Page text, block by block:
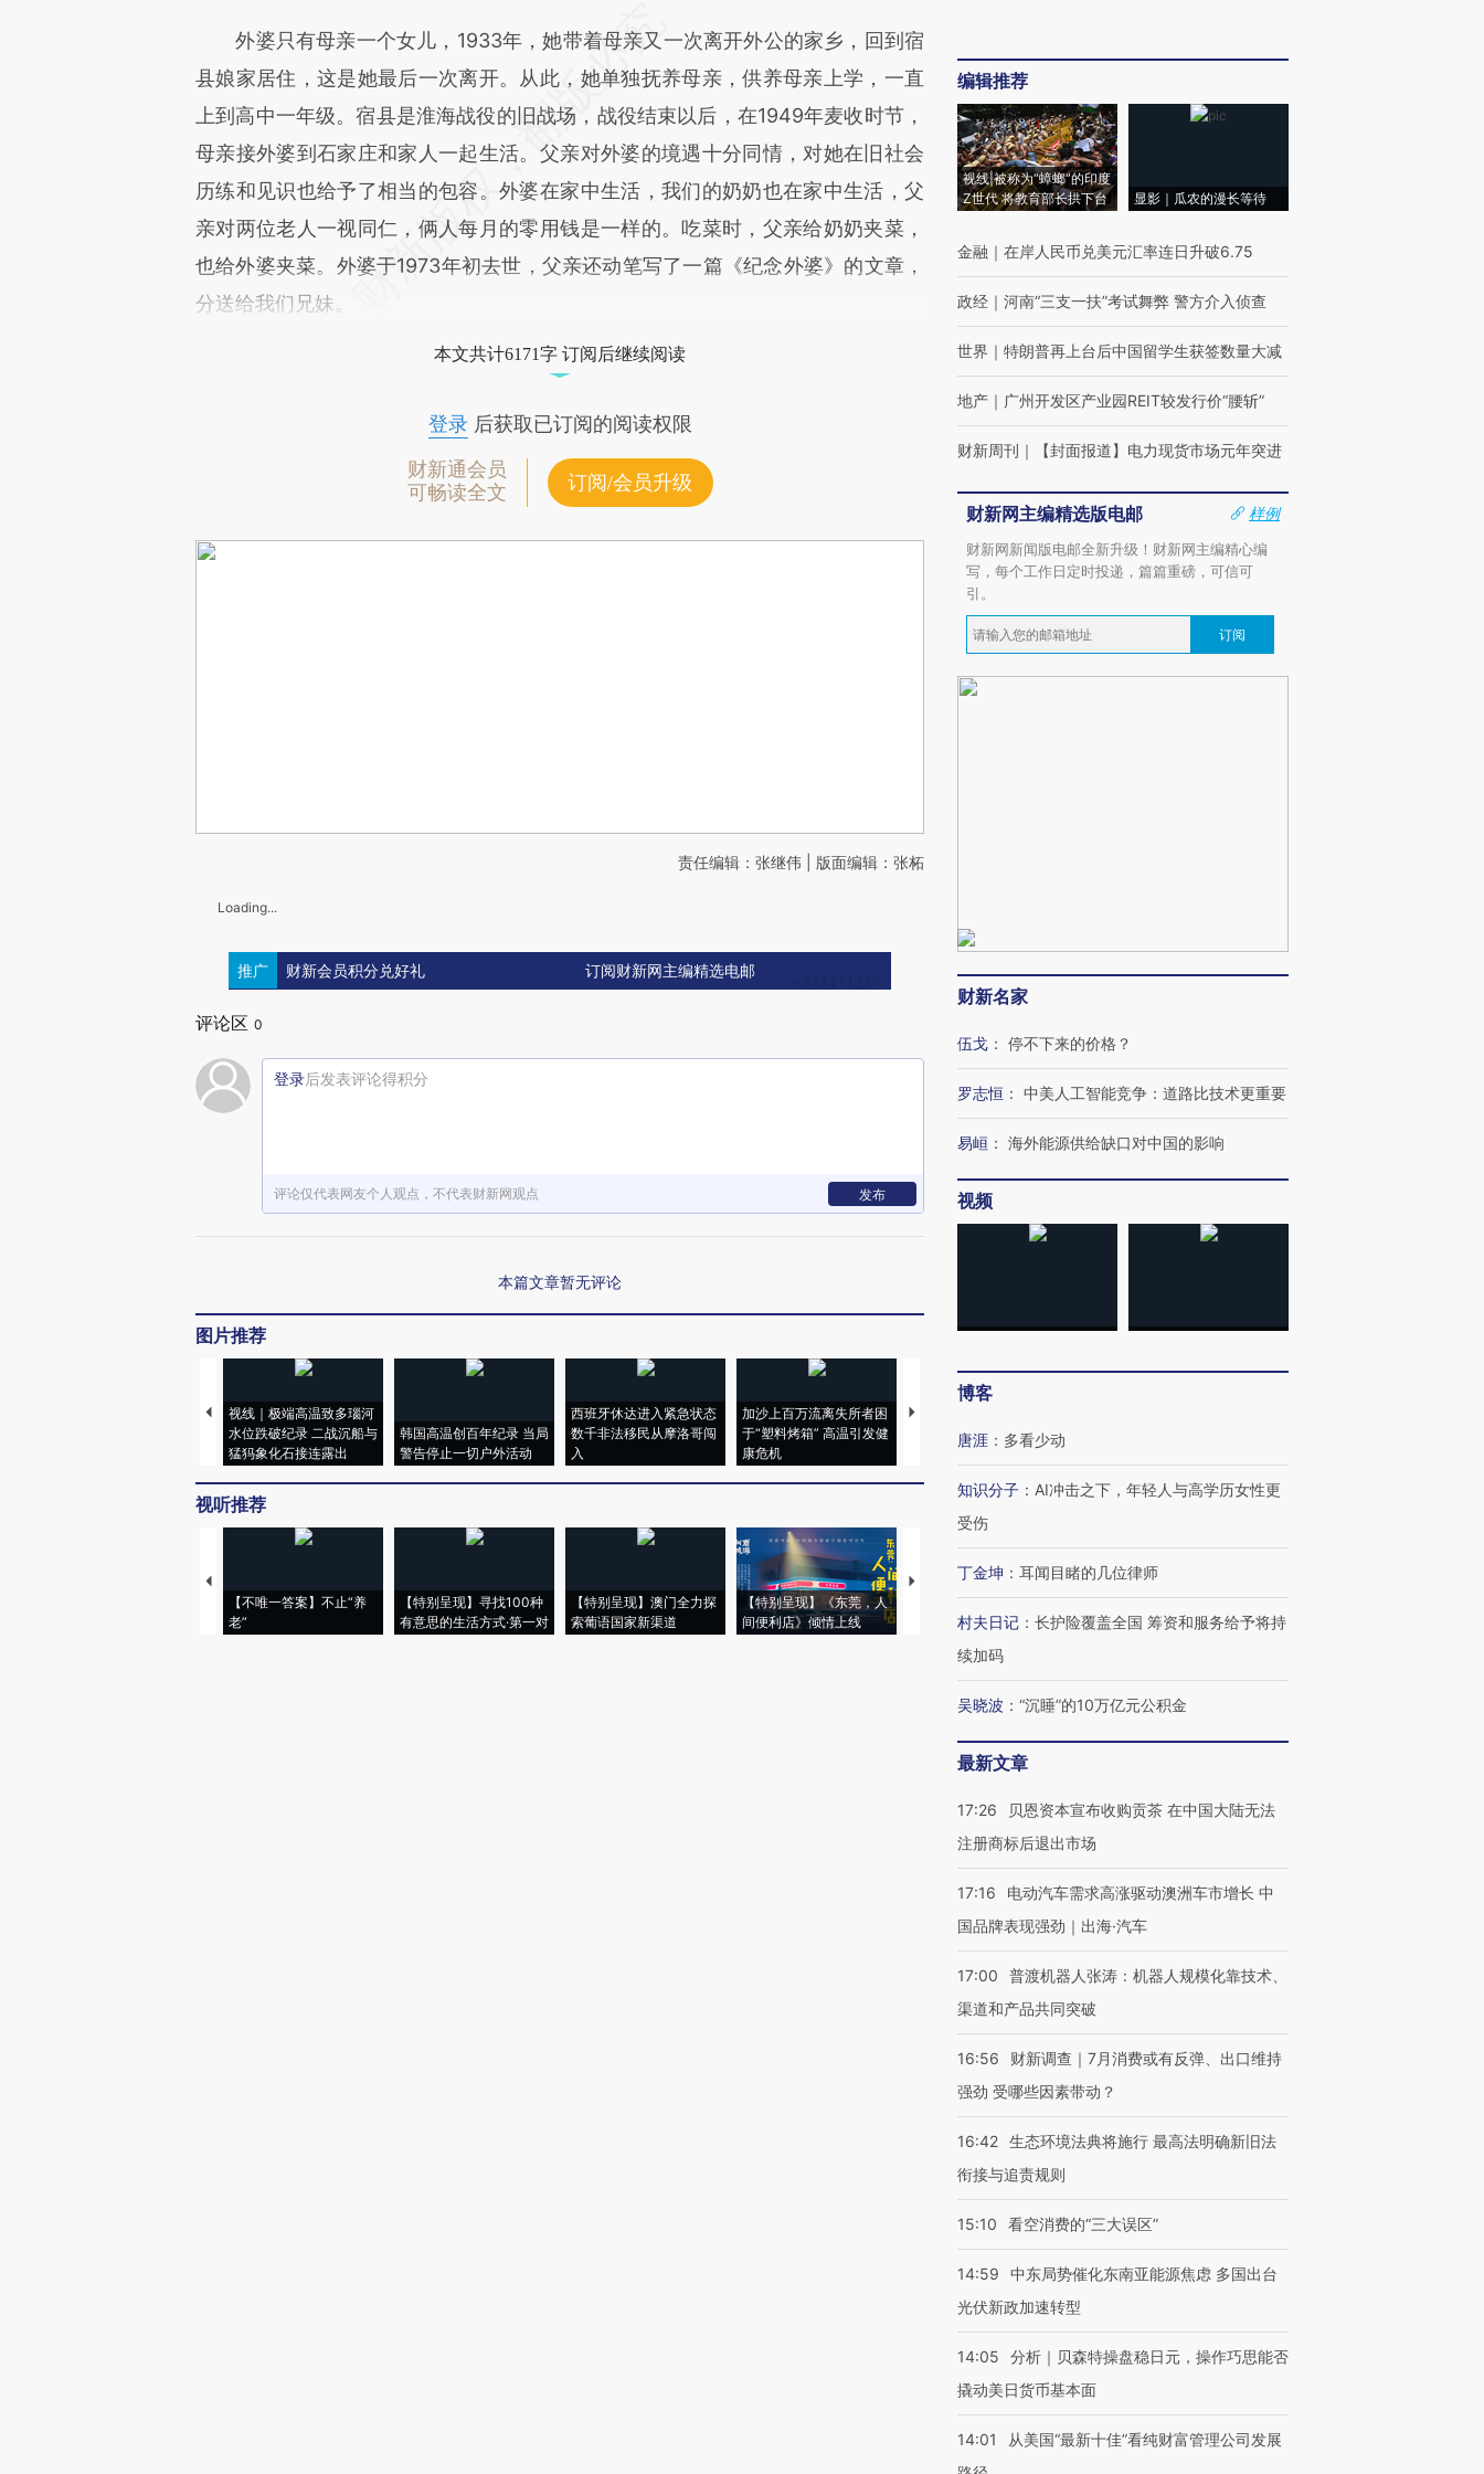
外婆只有母亲一个女儿，1933年，她带着母亲又一次离开外公的家乡，回到宿
县娘家居住，这是她最后一次离开。从此，她单独抚养母亲，供养母亲上学，一直
上到高中一年级。宿县是淮海战役的旧战场，战役结束以后，在1949年麦收时节，
母亲接外婆到石家庄和家人一起生活。父亲对外婆的境遇十分同情，对她在旧社会
历练和见识也给予了相当的包容。外婆在家中生活，我们的奶奶也在家中生活，父
亲对两位老人一视同仁，俩人每月的零用钱是一样的。吃菜时，父亲给奶奶夹菜，
也给外婆夹菜。外婆于1973年初去世，父亲还动笔写了一篇《纪念外婆》的文章，
分送给我们兄妹。
本文共计6171字 订阅后继续阅读
登录后获取已订阅的阅读权限
财新通会员
可畅读全文
订阅/会员升级
责任编辑：张继伟 | 版面编辑：张柘
Loading...
推广 财新会员积分兑好礼 订阅财新网主编精选电邮
评论区 0
登录后发表评论得积分
评论仅代表网友个人观点，不代表财新网观点 发布
本篇文章暂无评论
图片推荐
视线｜极端高温致多瑙河
水位跌破纪录 二战沉船与
猛犸象化石接连露出
韩国高温创百年纪录 当局
警告停止一切户外活动
西班牙休达进入紧急状态
数千非法移民从摩洛哥闯
入
加沙上百万流离失所者困
于“塑料烤箱” 高温引发健
康危机
视线｜HYROX的吸金
术：是什么让中产们甘
心“花钱找虐”？
视听推荐
【不唯一答案】不止“养
老”
【特别呈现】寻找100种
有意思的生活方式·第一对
【特别呈现】澳门全力探
索葡语国家新渠道
【特别呈现】《东莞，人
间便利店》倾情上线
【推广】走进第四届链博
会，让数智科技“链”接产
【特别呈现】寻找100种
有意思的生活方式·第三对
CFO：不靠规模取胜，华
住三大增长引擎是什么？
编辑推荐
视线|被称为“蟑螂”的印度
Z世代 将教育部长拱下台
显影｜瓜农的漫长等待
金融 ｜ 在岸人民币兑美元汇率连日升破6.75
政经 ｜ 河南“三支一扶”考试舞弊 警方介入侦查
世界 ｜ 特朗普再上台后中国留学生获签数量大减
地产 ｜ 广州开发区产业园REIT较发行价“腰斩”
财新周刊 ｜ 【封面报道】电力现货市场元年突进
财新网主编精选版电邮
样例
财新网新闻版电邮全新升级！财新网主编精心编
写，每个工作日定时投递，篇篇重磅，可信可
引。
订阅
财新名家
伍戈 ： 停不下来的价格？
罗志恒 ： 中美人工智能竞争：道路比技术更重要
易峘 ： 海外能源供给缺口对中国的影响
视频
博客
唐涯 ： 多看少动
知识分子 ： AI冲击之下，年轻人与高学历女性更
受伤
丁金坤 ： 耳闻目睹的几位律师
村夫日记 ： 长护险覆盖全国 筹资和服务给予将持
续加码
吴晓波 ： “沉睡”的10万亿元公积金
最新文章
17:26
贝恩资本宣布收购贡茶 在中国大陆无法
注册商标后退出市场
17:16
电动汽车需求高涨驱动澳洲车市增长 中
国品牌表现强劲｜出海·汽车
17:00
普渡机器人张涛：机器人规模化靠技术、
渠道和产品共同突破
16:56
财新调查｜7月消费或有反弹、出口维持
强劲 受哪些因素带动？
16:42 生态环境法典将施行 最高法明确新旧法
衔接与追责规则
15:10 看空消费的“三大误区”
14:59
中东局势催化东南亚能源焦虑 多国出台
光伏新政加速转型
14:05
分析｜贝森特操盘稳日元，操作巧思能否
撬动美日货币基本面
14:01
从美国“最新十佳”看纯财富管理公司发展